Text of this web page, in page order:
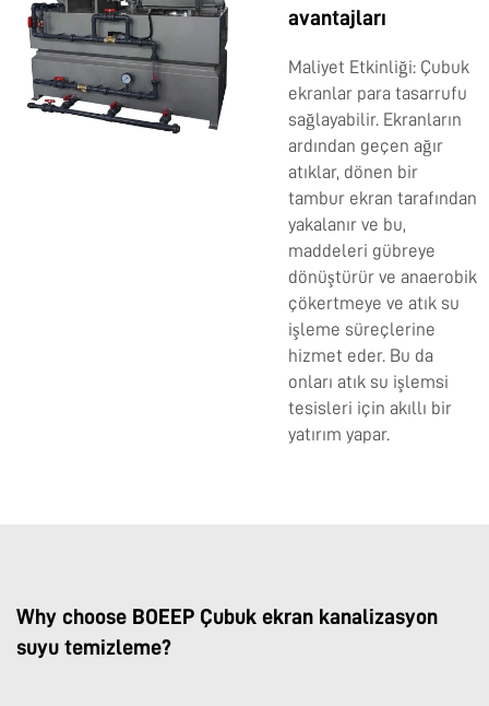
avantajları
Maliyet Etkinliği: Çubuk
ekranlar para tasarrufu
sağlayabilir. Ekranların
ardından geçen ağır
atıklar, dönen bir
tambur ekran tarafından
yakalanır ve bu,
maddeleri gübreye
dönüştürür ve anaerobik
çökertmeye ve atık su
işleme süreçlerine
hizmet eder. Bu da
onları atık su işlemsi
tesisleri için akıllı bir
yatırım yapar.
Why choose BOEEP Çubuk ekran kanalizasyon
suyu temizleme?